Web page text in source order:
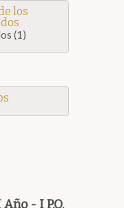
los
(1)
- I P.O.